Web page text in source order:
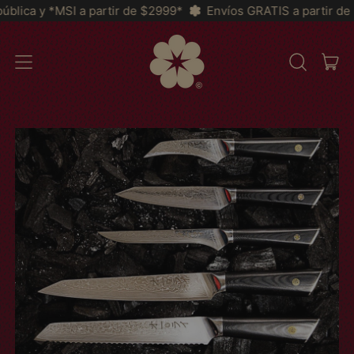
de $2999* Envíos GRATIS a partir de $2,200 a Toda
MENU
SUR
NOTRE
SITE